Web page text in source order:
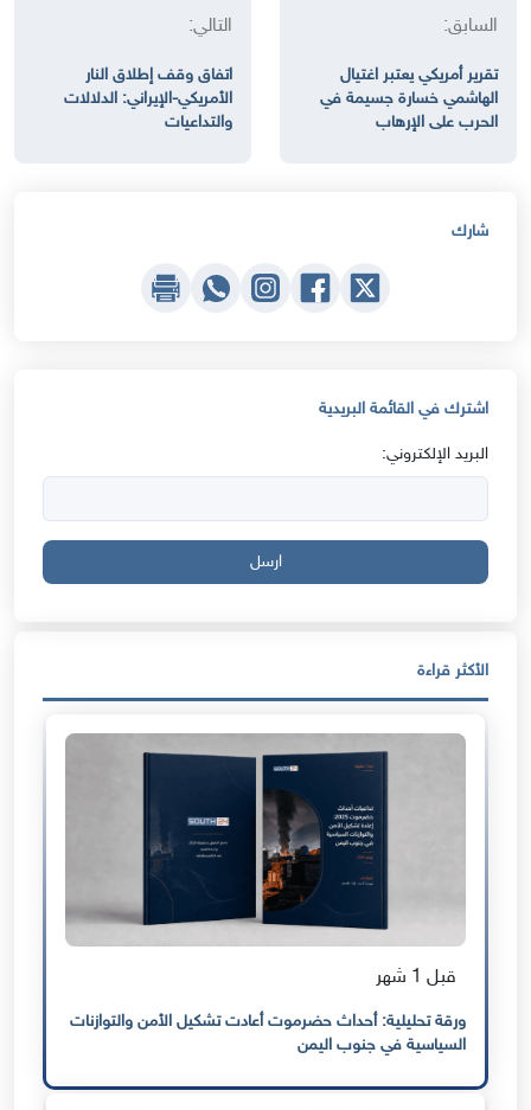
السابق:
تقرير أمريكي يعتبر اغتيال
الهاشمي خسارة جسيمة في
الحرب على الإرهاب
التالي:
اتفاق وقف إطلاق النار
الأمريكي-الإيراني: الدلالات
والتداعيات
شارك
اشترك في القائمة البريدية
البريد الإلكتروني:
ارسل
الأكثر قراءة
قبل 1 شهر
ورقة تحليلية: أحداث حضرموت أعادت تشكيل الأمن والتوازنات
السياسية في جنوب اليمن